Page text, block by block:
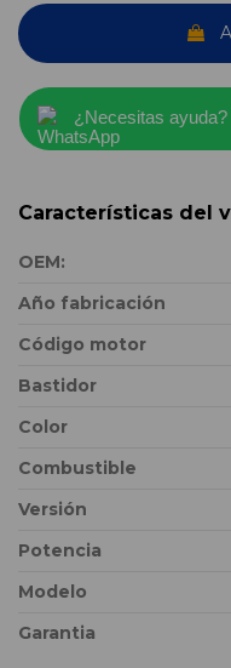
¿Necesitas
Características del
OEM:
Año fabricación
Código motor
Bastidor
Color
Combustible
Versión
Potencia
Modelo
Garantia